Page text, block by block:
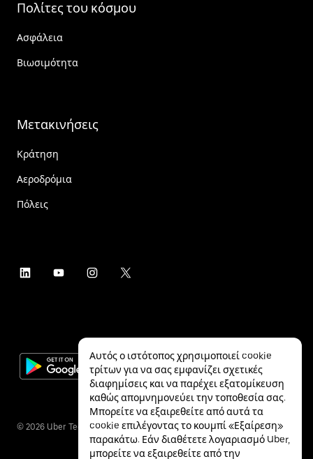
Πολίτες του κόσμου
Ασφάλεια
Βιωσιμότητα
Μετακινήσεις
Κράτηση
Αεροδρόμια
Πόλεις
© 2026 Uber Technologies Inc.
Αυτός ο ιστότοπος χρησιμοποιεί cookie
τρίτων για να σας εμφανίζει σχετικές
διαφημίσεις και να παρέχει εξατομίκευση
καθώς απομνημονεύει την τοποθεσία σας.
Μπορείτε να εξαιρεθείτε από αυτά τα
cookie επιλέγοντας το κουμπί «Εξαίρεση»
παρακάτω. Εάν διαθέτετε λογαριασμό Uber,
μπορείτε να εξαιρεθείτε από την